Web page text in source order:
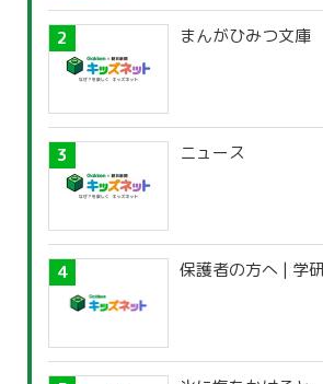
まんがひみつ文庫
ニュース
保護者の方へ | 学